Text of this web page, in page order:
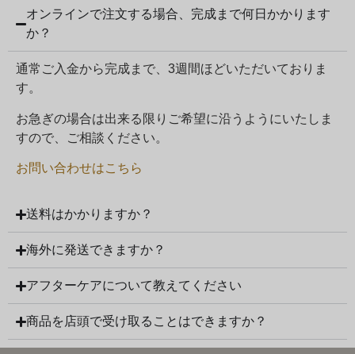
オンラインで注文する場合、完成まで何日かかります
か？
通常ご入金から完成まで、3週間ほどいただいておりま
す。
お急ぎの場合は出来る限りご希望に沿うようにいたしま
すので、ご相談ください。
お問い合わせはこちら
送料はかかりますか？
海外に発送できますか？
アフターケアについて教えてください
商品を店頭で受け取ることはできますか？